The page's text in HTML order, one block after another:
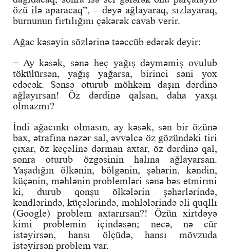
özü ilə aparacaq”, – deyə ağlayaraq, sızlayaraq,
burnunun fırtılığını çəkərək cavab verir.
Ağac kəsəyin sözlərinə təəccüb edərək deyir:
− Ay kəsək, sənə heç yağış dəyməmiş ovulub
tökülürsən, yağış yağarsa, birinci səni yox
edəcək. Sənsə oturub möhkəm daşın dərdinə
ağlayırsan! Öz dərdinə qalsan, daha yaxşı
olmazmı?
İndi ağacınkı olmasın, ay kəsək, sən bir özünə
bax, ətrafına nəzər sal, əvvəlcə öz gözündəki tiri
çıxar, öz keçəlinə dərman axtar, öz dərdinə qal,
sonra oturub özgəsinin halına ağlayarsan.
Yaşadığın ölkənin, bölgənin, şəhərin, kəndin,
küçənin, məhlənin problemləri sənə bəs etmirmi
ki, durub qonşu ölkələrin şəhərlərində,
kəndlərində, küçələrində, məhlələrində əli quqllı
(Google) problem axtarırsan?! Özün xirtdəyə
kimi problemin içindəsən; necə, nə cür
istəyirsən, hansı ölçüdə, hansı mövzuda
istəyirsən problem var.